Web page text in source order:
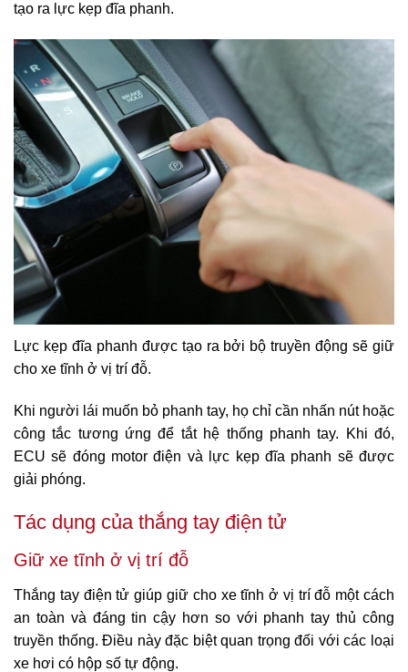
tạo ra lực kẹp đĩa phanh.
Lực kẹp đĩa phanh được tạo ra bởi bộ truyền động sẽ giữ
cho xe tĩnh ở vị trí đỗ.
Khi người lái muốn bỏ phanh tay, họ chỉ cần nhấn nút hoặc
công tắc tương ứng để tắt hệ thống phanh tay. Khi đó,
ECU sẽ đóng motor điện và lực kẹp đĩa phanh sẽ được
giải phóng.
Tác dụng của thắng tay điện tử
Giữ xe tĩnh ở vị trí đỗ
Thắng tay điện tử giúp giữ cho xe tĩnh ở vị trí đỗ một cách
an toàn và đáng tin cậy hơn so với phanh tay thủ công
truyền thống.Điều này đặc biệt quan trọng đối với các loại
xe hơi có hộp số tự động.